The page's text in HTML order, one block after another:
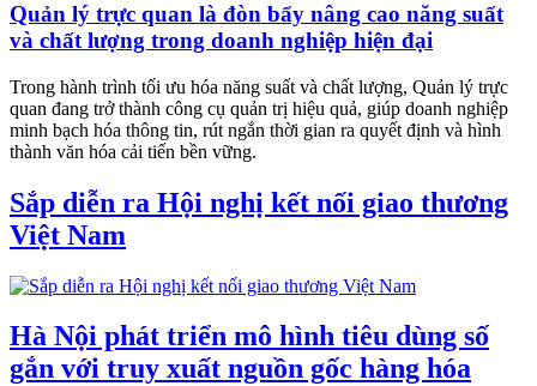
Quản lý trực quan là đòn bẩy nâng cao năng suất
và chất lượng trong doanh nghiệp hiện đại
Trong hành trình tối ưu hóa năng suất và chất lượng, Quản lý trực
quan đang trở thành công cụ quản trị hiệu quả, giúp doanh nghiệp
minh bạch hóa thông tin, rút ngắn thời gian ra quyết định và hình
thành văn hóa cải tiến bền vững.
Sắp diễn ra Hội nghị kết nối giao thương
Việt Nam
Hà Nội phát triển mô hình tiêu dùng số
gắn với truy xuất nguồn gốc hàng hóa